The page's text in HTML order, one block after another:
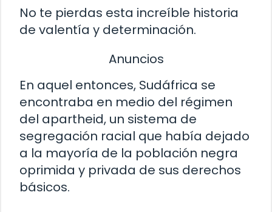
No te pierdas esta increíble historia
de valentía y determinación.
Anuncios
En aquel entonces, Sudáfrica se
encontraba en medio del régimen
del apartheid, un sistema de
segregación racial que había dejado
a la mayoría de la población negra
oprimida y privada de sus derechos
básicos.